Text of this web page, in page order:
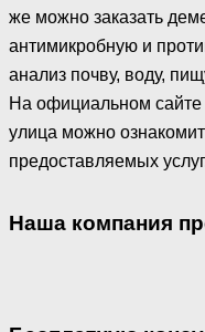
же можно заказать
антимикробную и
анализ почву, воду,
На официальном
улица можно
предоставляемых
Наша компания